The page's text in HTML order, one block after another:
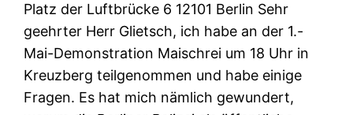
Platz der Luftbrücke 6 12101 Berlin Sehr
geehrter Herr Glietsch, ich habe an der 1.-
Mai-Demonstration Maischrei um 18 Uhr in
Kreuzberg teilgenommen und habe einige
Fragen. Es hat mich nämlich gewundert,